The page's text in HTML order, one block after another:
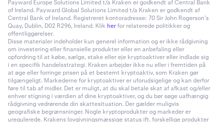
Payward Europe Solutions Limited t/a Kraken er godkendt af Central Bank
of Ireland. Payward Global Solutions Limited t/a Kraken er godkendt af
Central Bank of Ireland. Registreret kontoradresse: 70 Sir John Rogerson’s
Quay, Dublin, D02 R296, Ireland. Klik herfor relaterede politikker og
offentliggørelser.
Disse materialer indeholder kun generel information og er ikke rådgivning
om investering eller finansielle produkter eller en anbefaling eller
opfordring til at købe, sælge, stake eller eje kryptoaktiver eller indlade sig
i en specifik handelsstrategi. Kraken arbejder ikke nu eller i fremtiden på
at øge eller forringe prisen på et bestemt kryptoaktiv, som Kraken gør
tilgængeligt. Markederne for kryptoaktiver er uforudsigelige og kan derfor
føre til tab af midler. Det er muligt, at du skal betale skat af afkast og/eller
enhver stigning i værdien af dine kryptoaktiver, og du bør søge uafhængig
rådgivning vedrørende din skattesituation. Der gælder muligvis
geografiske begrænsninger. Nogle kryptoprodukter og markeder er
uregulerede. Krakens lovgivningsmæssige status ift. forskellige produkter